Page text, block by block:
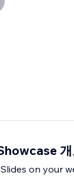
on your